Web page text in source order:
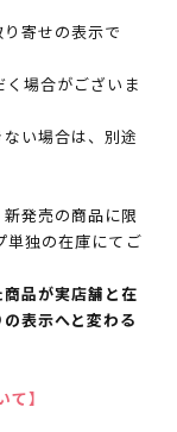
寄せの表示で
場合がございま
い場合は、別途
発売の商品に限
単独の在庫にてご
品が実店舗と在
表示へと変わる
】